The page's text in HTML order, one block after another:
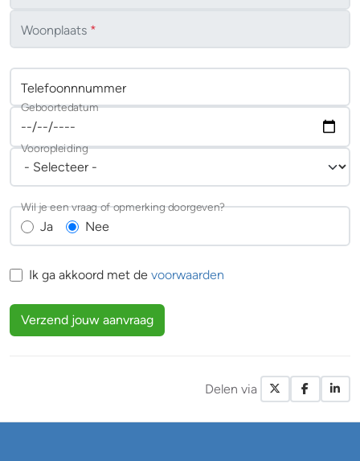
Woonplaats *
Telefoonnnummer
Geboortedatum
Vooropleiding
Ja Nee
Wil je een vraag of opmerking doorgeven?
Ik ga akkoord met de voorwaarden
Verzend jouw aanvraag
Delen via X /